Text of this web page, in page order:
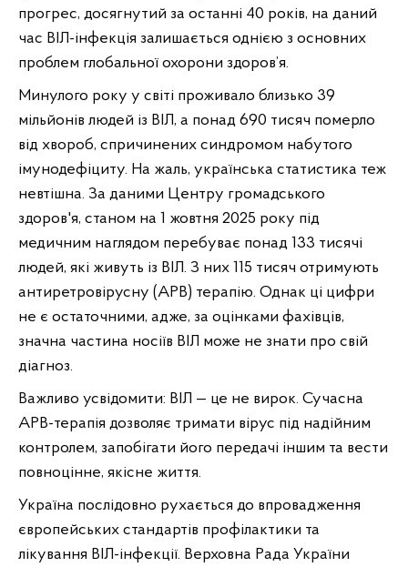
прогрес, досягнутий за останні 40 років, на даний
час ВІЛ-інфекція залишається однією з основних
проблем глобальної охорони здоров’я.
Минулого року у світі проживало близько 39
мільйонів людей із ВІЛ, а понад 690 тисяч померло
від хвороб, спричинених синдромом набутого
імунодефіциту. На жаль, українська статистика теж
невтішна. За даними Центру громадського
здоров'я, станом на 1 жовтня 2025 року під
медичним наглядом перебуває понад 133 тисячі
людей, які живуть із ВІЛ. З них 115 тисяч отримують
антиретровірусну (АРВ) терапію. Однак ці цифри
не є остаточними, адже, за оцінками фахівців,
значна частина носіїв ВІЛ може не знати про свій
діагноз.
Важливо усвідомити: ВІЛ — це не вирок. Сучасна
АРВ-терапія дозволяє тримати вірус під надійним
контролем, запобігати його передачі іншим та вести
повноцінне, якісне життя.
Україна послідовно рухається до впровадження
європейських стандартів профілактики та
лікування ВІЛ-інфекції. Верховна Рада України